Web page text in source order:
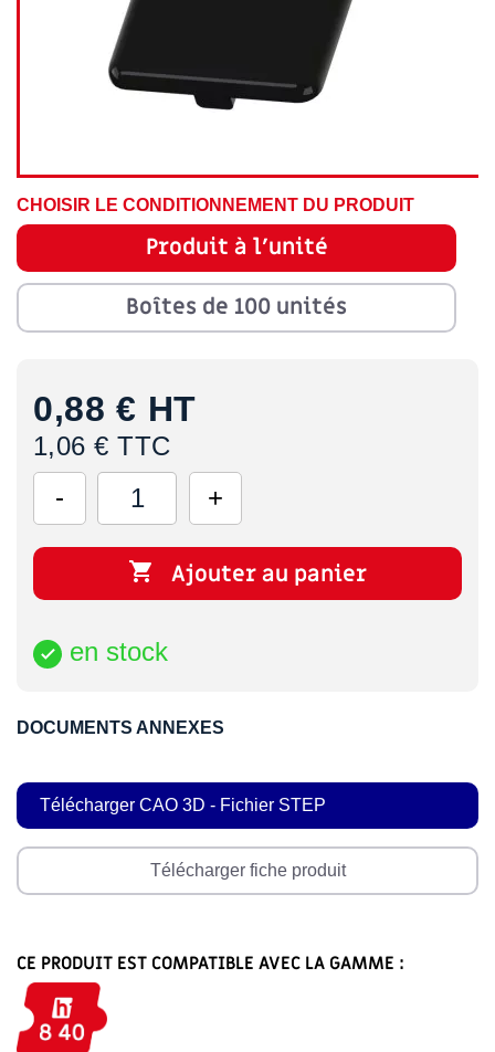
CHOISIR LE CONDITIONNEMENT DU PRODUIT
Produit à l'unité
Boîtes de 100 unités
0,88 € HT
1,06 € TTC
 Ajouter au panier
 en stock
DOCUMENTS ANNEXES
Télécharger CAO 3D - Fichier STEP
Télécharger fiche produit
CE PRODUIT EST COMPATIBLE AVEC LA GAMME :